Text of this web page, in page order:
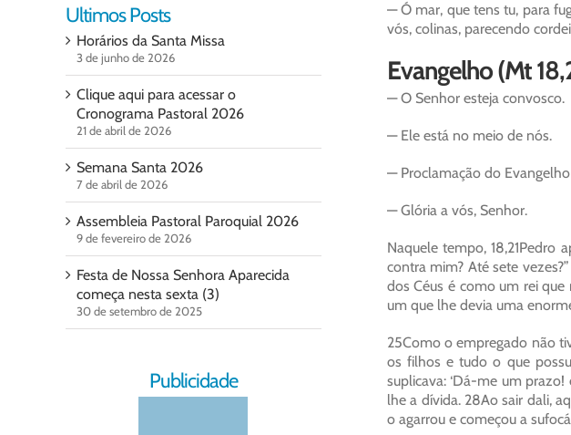
— Ó mar, que tens tu, para
vós, colinas, parecendo
Evangelho (Mt
— O Senhor esteja convosco.
— Ele está no meio de nós.
— Proclamação do Evangelho
— Glória a vós, Senhor.
Naquele tempo, 18,21Pedro
contra mim? Até sete
dos Céus é como um rei
um que lhe devia uma
25Como o empregado não
os filhos e tudo o que
suplicava: ‘Dá-me um
lhe a dívida. 28Ao sair dali,
o agarrou e começou a
Ultimos Posts
Horários da Santa Missa
3 de junho de 2026
Clique aqui para acessar o
Cronograma Pastoral 2026
21 de abril de 2026
Semana Santa 2026
7 de abril de 2026
Assembleia Pastoral Paroquial 2026
9 de fevereiro de 2026
Festa de Nossa Senhora Aparecida
começa nesta sexta (3)
30 de setembro de 2025
Publicidade